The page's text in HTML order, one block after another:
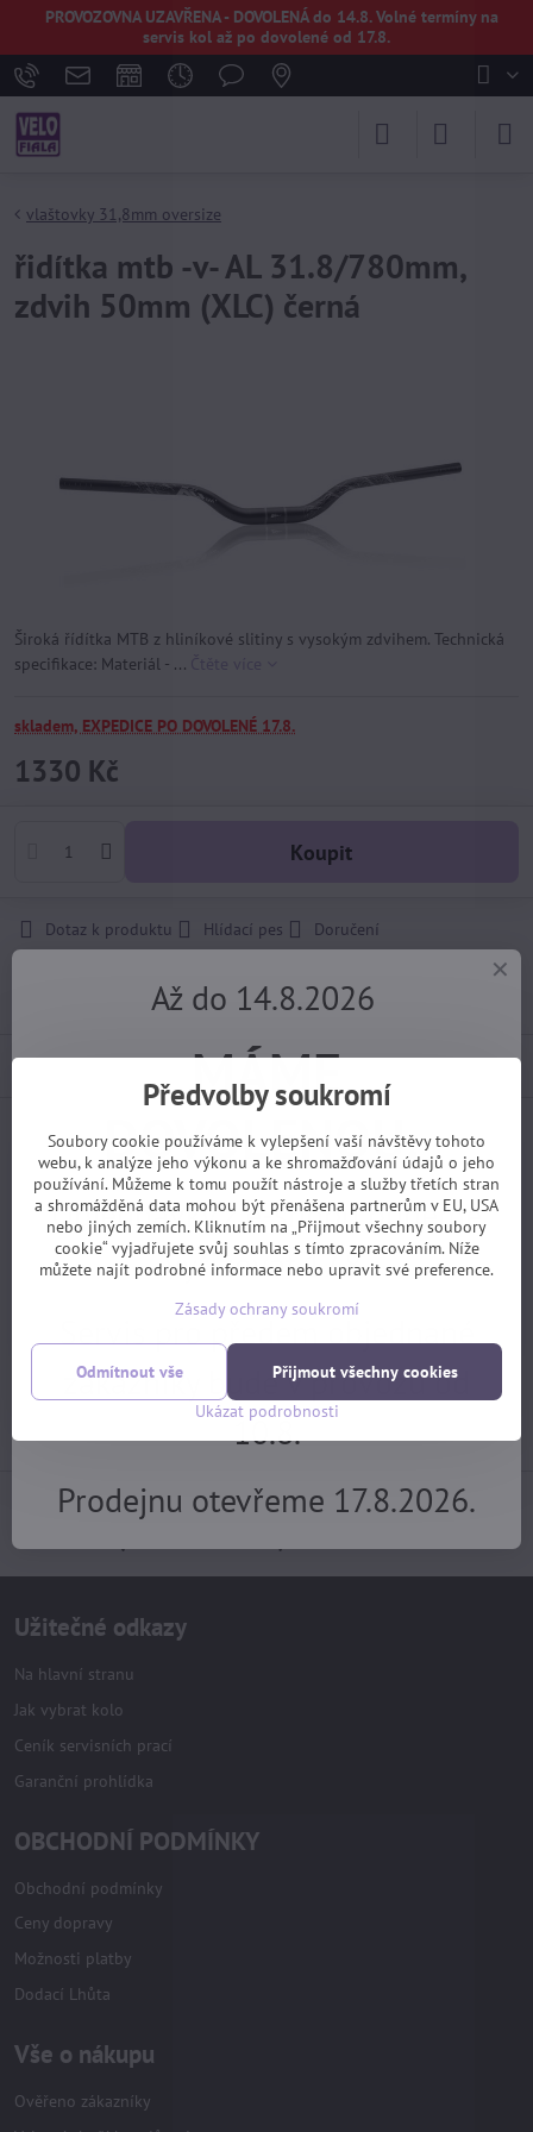
PROVOZOVNA UZAVŘENA - DOVOLENÁ do 14.8. Volné termíny na
servis kol až po dovolené od 17.8.
vlaštovky 31,8mm oversize
řidítka mtb -v- AL 31.8/780mm,
zdvih 50mm (XLC) černá
Široká řídítka MTB z hliníkové slitiny s vysokým zdvihem. Technická
specifikace: Materiál - ...
skladem, EXPEDICE PO DOVOLENÉ 17.8.
1330 Kč
Koupit
Dotaz k produktu Hlídací pes
Doručení
Popis
FacebookTwitterBlueskyPinterestReddit LinkedInWhatsApp
E-
mail
Následující produkt
Potřebujete poradit?
+420 725 729 111
tomas​@velofiala​.cz
Jak jsou s našimi službami spokojeni samotní
Užitečné odkazy
Na hlavní stranu
Jak vybrat kolo
Ceník servisních prací
Garanční prohlídka
OBCHODNÍ PODMÍNKY
Obchodní podmínky
Ceny dopravy
Možnosti platby
Dodací Lhůta
Vše o nákupu
Ověřeno zákazníky
Předvolby soukromí
Soubory cookie používáme k vylepšení vaší návštěvy tohoto
webu, k analýze jeho výkonu a ke shromažďování údajů o jeho
používání. Můžeme k tomu použít nástroje a služby třetích stran
a shromážděná data mohou být přenášena partnerům v EU, USA
nebo jiných zemích. Kliknutím na „Přijmout všechny soubory
cookie“ vyjadřujete svůj souhlas s tímto zpracováním. Níže
můžete najít podrobné informace nebo upravit své preference.
Zásady ochrany soukromí
Ukázat podrobnosti
Přijmout všechny cookies
Odmítnout vše
Až do 14.8.2026
MÁME
DOVOLENOU.
Objednávky z e-shopu budeme
vyřizovat 17.8.
Servis pro předem objednané
zákazníky bude v provozu od
10.8.
Prodejnu otevřeme 17.8.2026.